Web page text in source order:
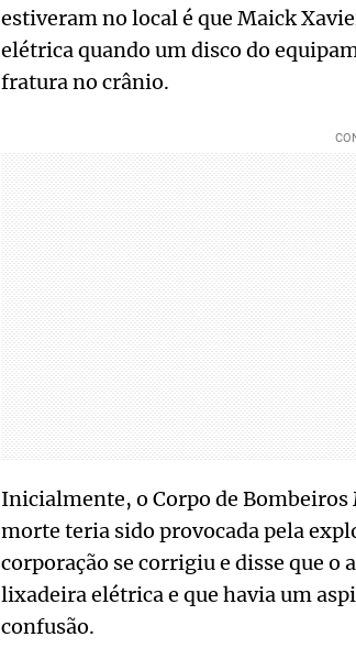
estiveram no local é que Maick
elétrica quando um disco do
fratura no crânio.
Inicialmente, o Corpo de
morte teria sido provocada pela
corporação se corrigiu e disse que
lixadeira elétrica e que havia um
confusão.